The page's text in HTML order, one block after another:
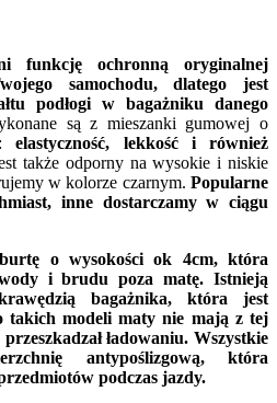
funkcję ochronną oryginalnej
samochodu, dlatego jest
podłogi w bagażniku danego
są z mieszanki gumowej o
elastyczność, lekkość i również
także odporny na wysokie i niskie
w kolorze czarnym. Popularne
inne dostarczamy w ciągu
o wysokości ok 4cm, która
i brudu poza matę. Istnieją
bagażnika, która jest
takich modeli maty nie mają z tej
ładowaniu. Wszystkie
antypoślizgową, która
podczas jazdy.